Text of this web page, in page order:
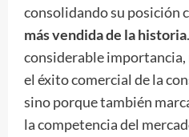
consolidando su posición
más vendida de la historia
considerable importancia,
el éxito comercial de la
sino porque también
la competencia del